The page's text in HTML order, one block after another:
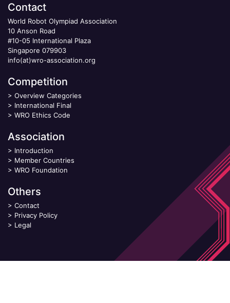
Contact
World Robot Olympiad Association
10 Anson Road
#10-05 International Plaza
Singapore 079903
info(at)wro-association.org
Competition
> Overview Categories
> International Final
> WRO Ethics Code
Association
> Introduction
> Member Countries
> WRO Foundation
Others
> Contact
> Privacy Policy
> Legal